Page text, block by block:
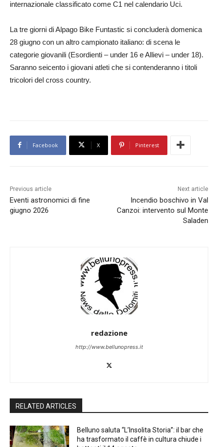
internazionale classificato come C1 nel calendario Uci.
La tre giorni di Alpago Bike Funtastic si concluderà domenica
28 giugno con un altro campionato italiano: di scena le
categorie giovanili (Esordienti – under 16 e Allievi – under 18).
Saranno seicento i giovani atleti che si contenderanno i titoli
tricolori del cross country.
Facebook X Pinterest
Previous article
Eventi astronomici di fine
giugno 2026
Next article
Incendio boschivo in Val
Canzoi: intervento sul Monte
Saladen
redazione
http://www.bellunopress.it
RELATED ARTICLES
Belluno saluta “L’Insolita Storia”: il bar che
ha trasformato il caffè in cultura chiude i